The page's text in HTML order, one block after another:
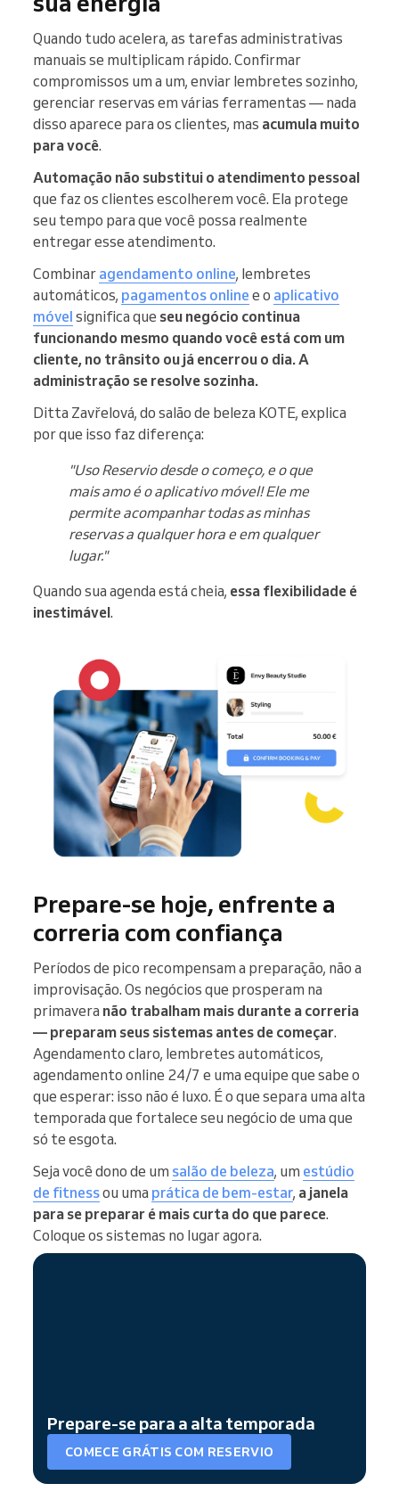
Quando tudo acelera, as tarefas administrativas
manuais se multiplicam rápido. Confirmar
compromissos um a um, enviar lembretes sozinho,
gerenciar reservas em várias ferramentas — nada
disso aparece para os clientes, mas acumula muito
para você.
Automação não substitui o atendimento pessoal
que faz os clientes escolherem você. Ela protege
seu tempo para que você possa realmente
entregar esse atendimento.
Combinar agendamento online, lembretes
automáticos, pagamentos online e o aplicativo
móvel significa que seu negócio continua
funcionando mesmo quando você está com um
cliente, no trânsito ou já encerrou o dia. A
administração se resolve sozinha.
Ditta Zavřelová, do salão de beleza KOTE, explica
por que isso faz diferença:
"Uso Reservio desde o começo, e o que
mais amo é o aplicativo móvel! Ele me
permite acompanhar todas as minhas
reservas a qualquer hora e em qualquer
lugar."
Quando sua agenda está cheia, essa flexibilidade é
inestimável.
Prepare-se hoje, enfrente a
correria com confiança
Períodos de pico recompensam a preparação, não a
improvisação. Os negócios que prosperam na
primavera não trabalham mais durante a correria
— preparam seus sistemas antes de começar.
Agendamento claro, lembretes automáticos,
agendamento online 24/7 e uma equipe que sabe o
que esperar: isso não é luxo. É o que separa uma alta
temporada que fortalece seu negócio de uma que
só te esgota.
Seja você dono de um salão de beleza, um estúdio
de fitnessou uma prática de bem-estar, a janela
para se preparar é mais curta do que parece.
Coloque os sistemas no lugar agora.
Prepare-se para a alta temporada
COMECE GRÁTIS COM RESERVIO